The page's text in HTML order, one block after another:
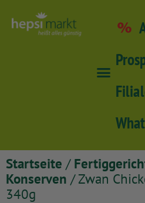
Startseite /
Konserven / Zwan
340g